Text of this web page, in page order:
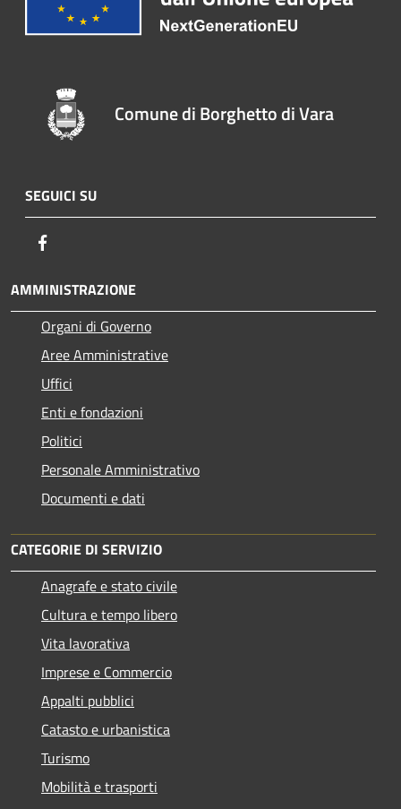
Comune di Borghetto di Vara
SEGUICI SU
AMMINISTRAZIONE
Organi di Governo
Aree Amministrative
Uffici
Enti e fondazioni
Politici
Personale Amministrativo
Documenti e dati
CATEGORIE DI SERVIZIO
Anagrafe e stato civile
Cultura e tempo libero
Vita lavorativa
Imprese e Commercio
Appalti pubblici
Catasto e urbanistica
Turismo
Mobilità e trasporti